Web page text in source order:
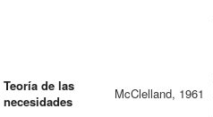
Teoría de las
necesidades
McClelland, 1961